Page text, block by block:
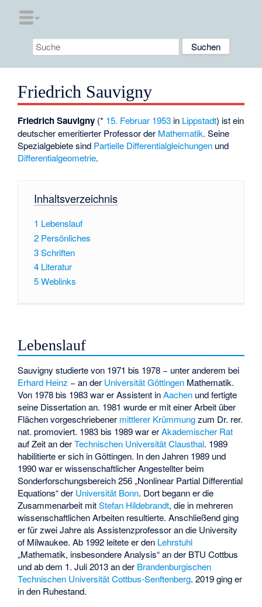
Friedrich Sauvigny
Friedrich Sauvigny (* 15. Februar 1953 in Lippstadt) ist ein
deutscher emeritierter Professor der Mathematik. Seine
Spezialgebiete sind Partielle Differentialgleichungen und
Differentialgeometrie.
Inhaltsverzeichnis
1 Lebenslauf
2 Persönliches
3Schriften
4 Literatur
5Weblinks
Lebenslauf
Sauvigny studierte von 1971 bis 1978 − unter anderem bei
Erhard Heinz − an der Universität Göttingen Mathematik.
Von 1978 bis 1983 war er Assistent inAachen und fertigte
seine Dissertation an. 1981 wurde er mit einer Arbeit über
Flächen vorgeschriebener mittlerer Krümmungzum Dr. rer.
nat. promoviert. 1983 bis 1989 war erAkademischer Rat
auf Zeit an derTechnischen Universität Clausthal. 1989
habilitierte er sich in Göttingen. In den Jahren 1989 und
1990 war er wissenschaftlicher Angestellter beim
Sonderforschungsbereich 256 „Nonlinear Partial Differential
Equations“ der Universität Bonn. Dort begann er die
Zusammenarbeit mitStefan Hildebrandt, die in mehreren
wissenschaftlichen Arbeiten resultierte. Anschließend ging
er für zwei Jahre als Assistenzprofessor an die University
of Milwaukee. Ab 1992 leitete er den Lehrstuhl
„Mathematik, insbesondere Analysis“ an der BTU Cottbus
und ab dem 1. Juli 2013 an der Brandenburgischen
Technischen Universität Cottbus-Senftenberg. 2019 ging er
in den Ruhestand.